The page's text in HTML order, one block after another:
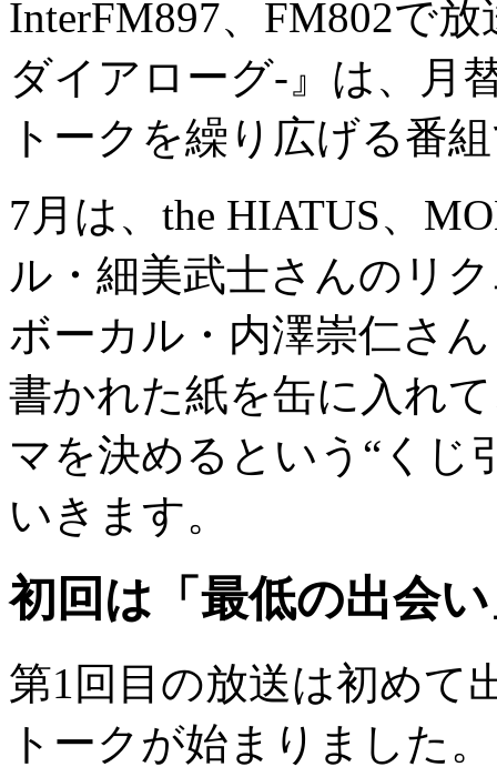
InterFM897、FM802で放
ダイアローグ-』は、月
トークを繰り広げる番
7月は、the HIATUS、
ル・細美武士さんのリ
ボーカル・内澤崇仁さ
書かれた紙を缶に入れ
マを決めるという“くじ
いきます。
初回は「最低の出会
第1回目の放送は初めて
トークが始まりました。